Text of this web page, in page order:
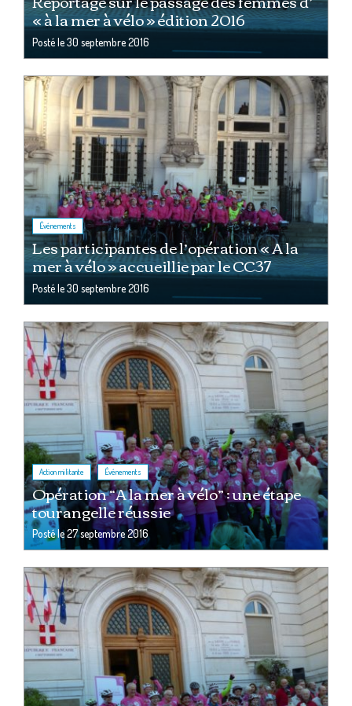
« à la mer à vélo » édition 2016
Posté le30 septembre 2016
Événements
Les participantes de l’opération « A la
mer à vélo » accueillie par le CC37
Posté le30 septembre 2016
Action militante , Événements
Opération “A la mer à vélo” : une étape
tourangelle réussie
Posté le27 septembre 2016